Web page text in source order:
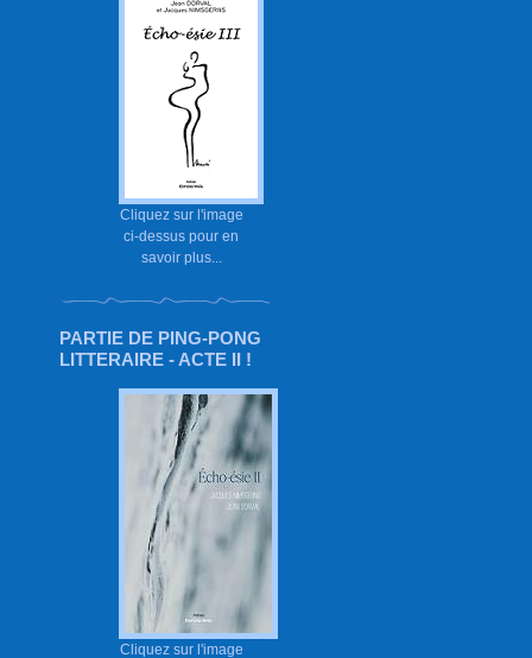
Cliquez sur l'image
ci-dessus pour en
savoir plus...
PARTIE DE PING-PONG
LITTERAIRE - ACTE II !
Cliquez sur l'image